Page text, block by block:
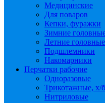
Медицинские
Для поваров
Кепки, фуражки
Зимние
Летние
Подшлемники
Накомарники
Перчатки рабочие
Одноразовые
Трикотажные, х/б
Нитриловые